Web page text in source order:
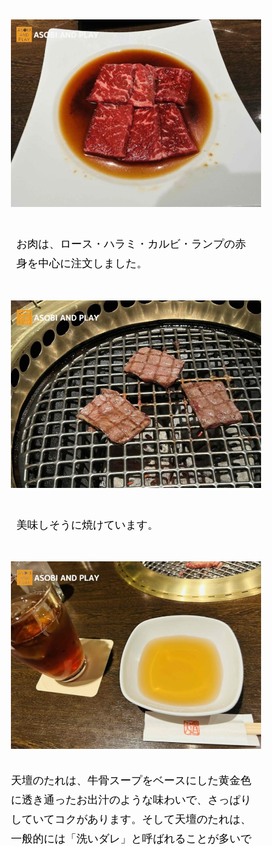
お肉は、ロース・ハラミ・カルビ・ランプの赤
身を中心に注文しました。
美味しそうに焼けています。
天壇のたれは、牛骨スープをベースにした黄金色
に透き通ったお出汁のような味わいで、さっぱり
していてコクがあります。そして天壇のたれは、
一般的には「洗いダレ」と呼ばれることが多いで